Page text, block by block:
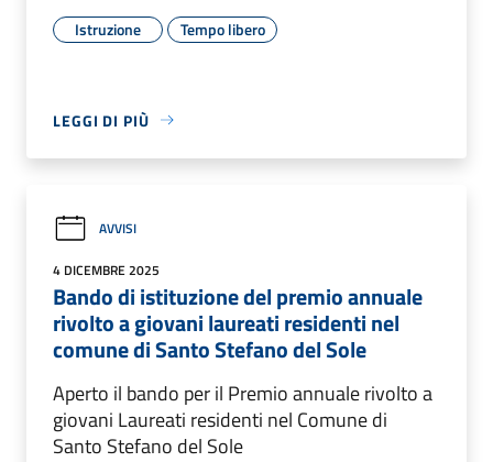
Istruzione Tempo libero
LEGGI DI PIÙ
AVVISI
4 DICEMBRE 2025
Bando di istituzione del premio annuale
rivolto a giovani laureati residenti nel
comune di Santo Stefano del Sole
Aperto il bando per il Premio annuale rivolto a
giovani Laureati residenti nel Comune di
Santo Stefano del Sole